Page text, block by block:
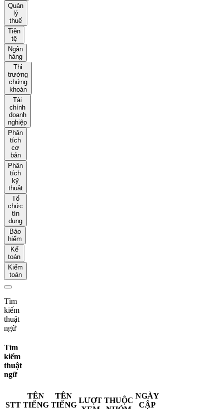
Quản
lý
thuế
Tiền
tệ
Ngân
hàng
Thị
trường
chứng
khoán
Tài
chính
doanh
nghiệp
Phân
tích
cơ
bản
Phân
tích
kỹ
thuật
Tổ
chức
tín
dụng
Bảo
hiểm
Kế
toán
Kiểm
toán
Tìm
kiếm
thuật
ngữ
Tìm
kiếm
thuật
ngữ
STT
TÊN
TIẾNG
TÊN
TIẾNG
LƯỢT THUỘC
NGÀY
CẬP